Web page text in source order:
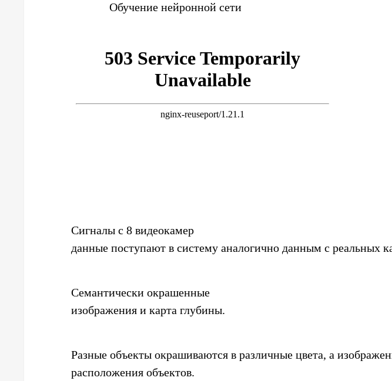
Обучение нейронной сети
Сигналы с 8 видеокамер
данные поступают в систему аналогично данным с реальных
Семантически окрашенные
изображения и карта глубины.
Разные объекты окрашиваются в различные цвета, а
расположения объектов.